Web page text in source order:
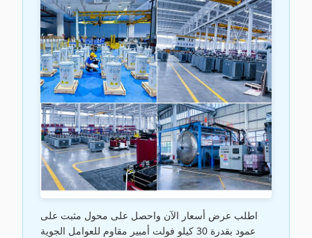
اطلب عرض أسعار الآن واحصل على محول مثبت على
عمود بقدرة 30 كيلو فولت أمبير مقاوم للعوامل الجوية